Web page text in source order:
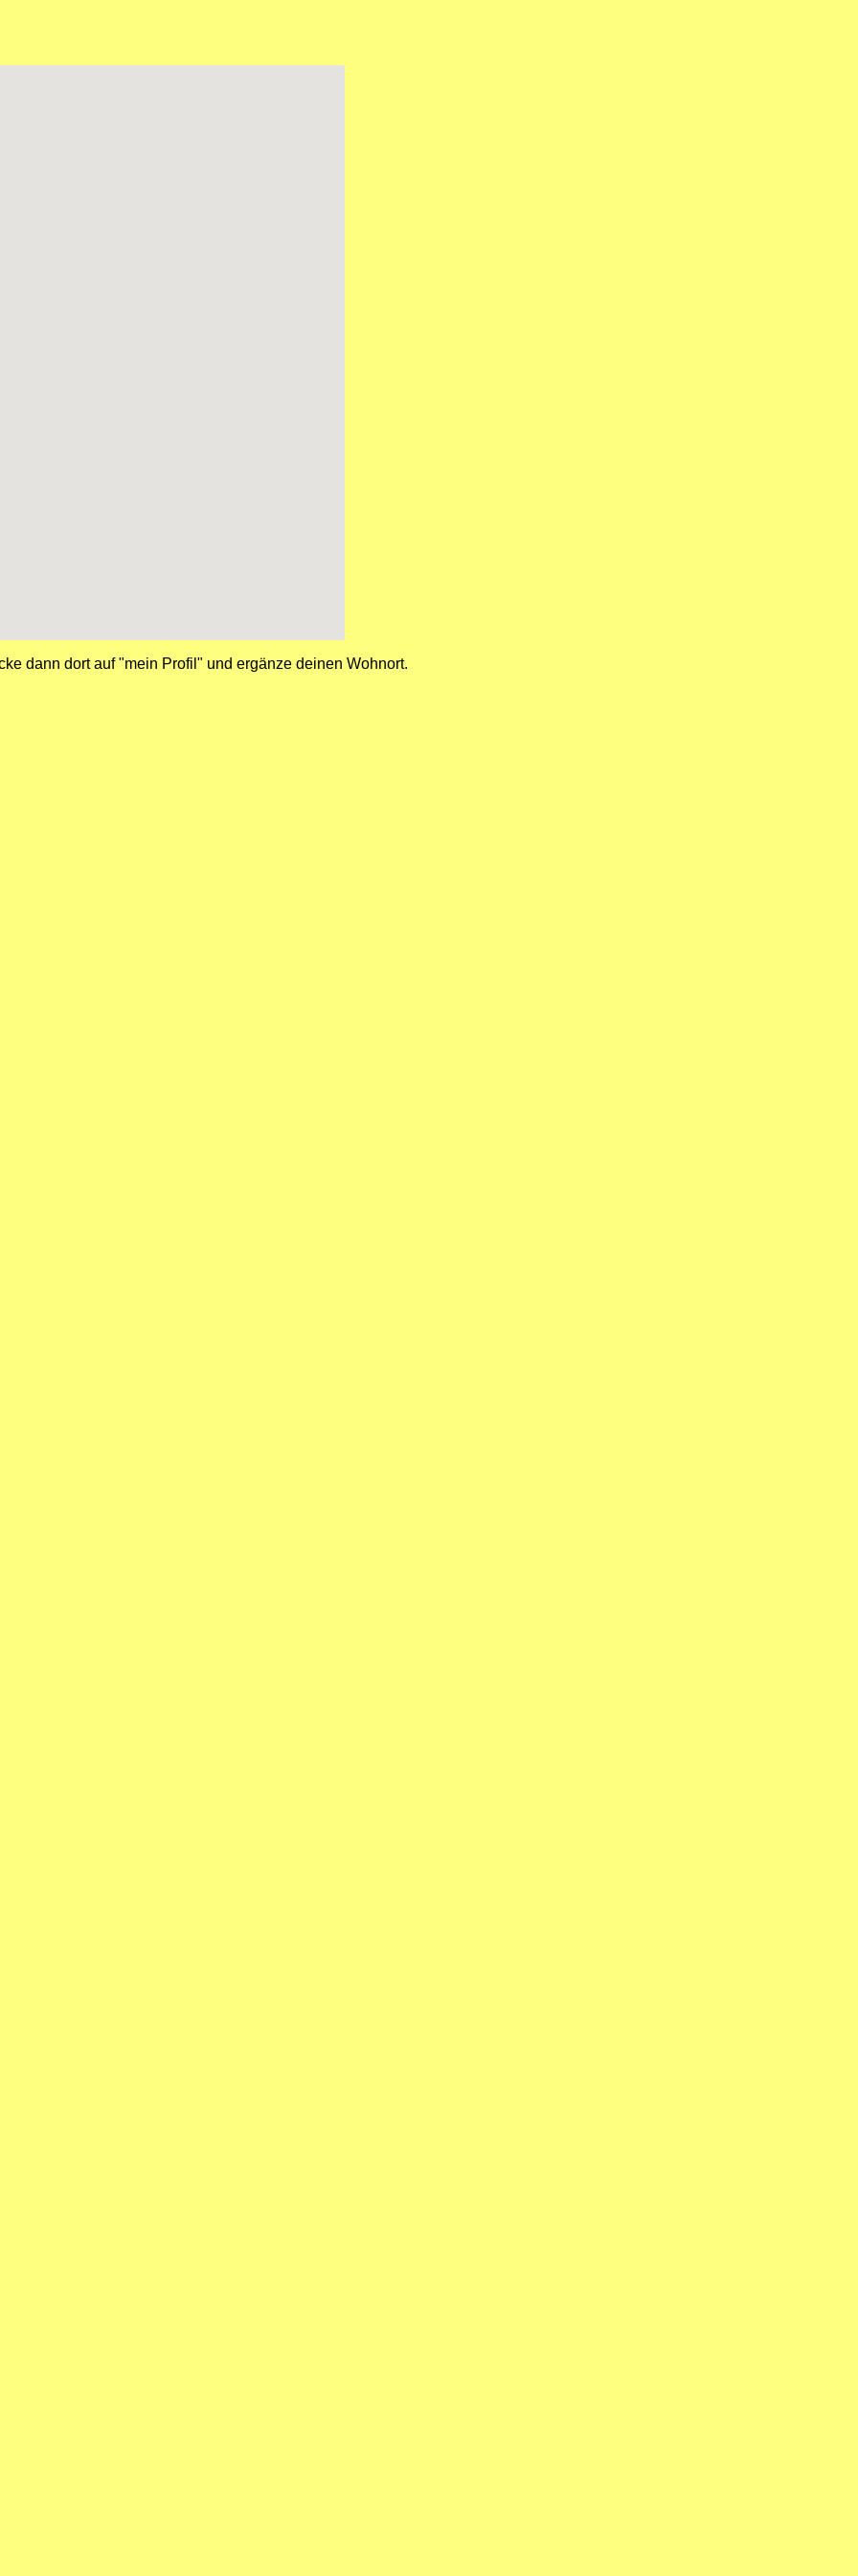
dann dort auf "mein Profil" und ergänze deinen Wohnort.